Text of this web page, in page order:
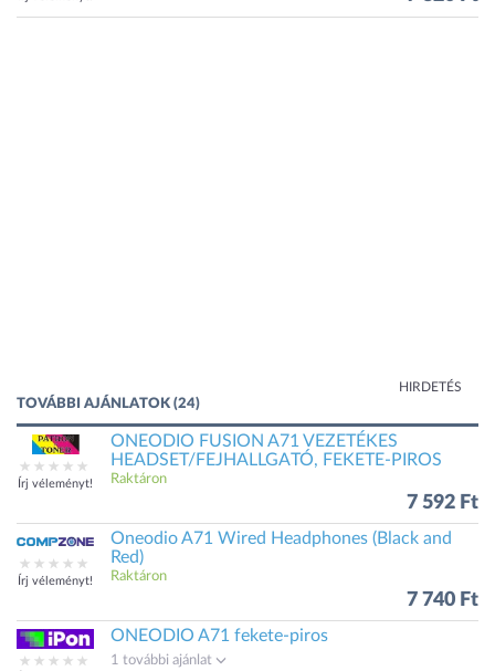
HIRDETÉS
TOVÁBBI AJÁNLATOK (24)
Írj véleményt!
ONEODIO FUSION A71 VEZETÉKES
HEADSET/FEJHALLGATÓ, FEKETE-PIROS
Raktáron
7 592 Ft
Írj véleményt!
Oneodio A71 Wired Headphones (Black and
Red)
Raktáron
7 740 Ft
ONEODIO A71 fekete-piros
1 további ajánlat